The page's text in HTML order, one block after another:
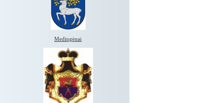
Medingėnai